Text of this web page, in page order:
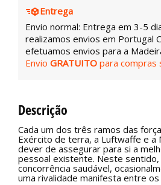
Entrega
Envio normal: Entrega em 3-5
realizamos envios em Portugal
efetuamos envios para a
Envio GRATUITO para compras
Descrição
Cada um dos três ramos das
Exército de terra, a Luftwaffe e a
dever de assegurar para si a
pessoal existente. Neste sentido,
concorrência saudável,
uma rivalidade manifesta entre